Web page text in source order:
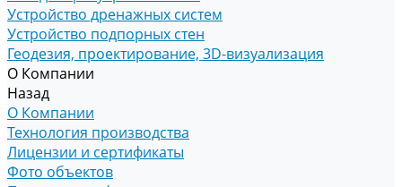
Устройство дренажных систем
Устройство подпорных стен
Геодезия, проектирование, 3D-визуализация
О Компании
Назад
О Компании
Технология производства
Лицензии и сертификаты
Фото объектов